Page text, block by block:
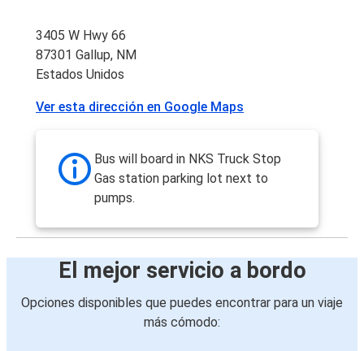
3405 W Hwy 66
87301 Gallup, NM
Estados Unidos
Ver esta dirección en Google Maps
Bus will board in NKS Truck Stop
Gas station parking lot next to
pumps.
El mejor servicio a bordo
Opciones disponibles que puedes encontrar para un viaje
más cómodo: